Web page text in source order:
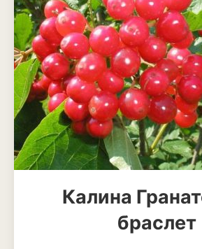
Бересклет
Буддлея
Бузина
Вейгела
Дёрен
Ель
ЖимолостьКалина
браслет